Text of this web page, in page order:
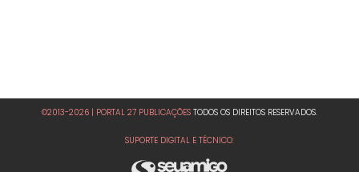
©2013-2026 | PORTAL 27 PUBLICAÇÕES TODOS OS DIREITOS RESERVADOS.
SUPORTE DIGITAL E TÉCNICO: